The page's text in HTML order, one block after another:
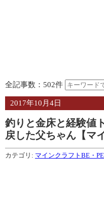
全記事数：502件
2017年10月4日
釣りと金床と経験値
戻した父ちゃん【マ
カテゴリ: マインクラフトBE・PE